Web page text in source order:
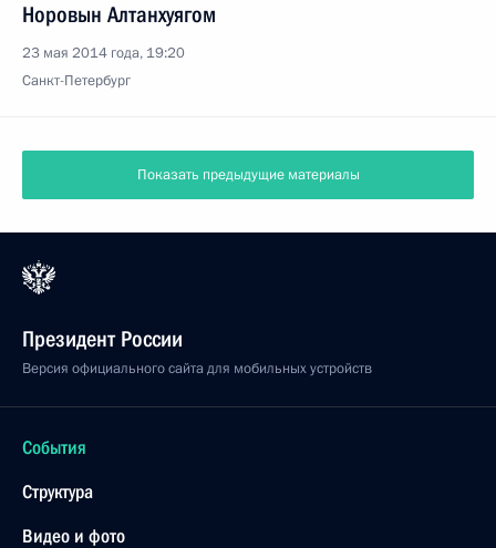
Норовын Алтанхуягом
23 мая 2014 года, 19:20
Санкт-Петербург
Показать предыдущие материалы
Президент России
Версия официального сайта для мобильных устройств
События
Структура
Видео и фото